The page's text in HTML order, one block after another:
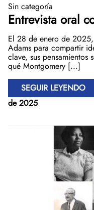
Sin categoría
Entrevista oral
El 28 de enero de
Adams para compartir
clave, sus
qué Montgomery [...]
SEGUIR LEYENDO
de 2025